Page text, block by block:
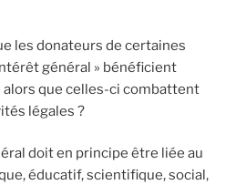
les donateurs de certaines
général » bénéficient
alors que celles-ci combattent
légales ?
doit en principe être liée au
éducatif, scientifique, social,